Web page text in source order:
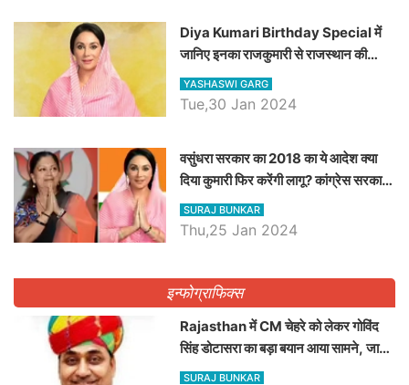
Diya Kumari Birthday Special में
जानिए इनका राजकुमारी से राजस्थान की
डिप्टी सीएम बनने तक का सफर, एक क्लिक में
जाने पूरा जीवन परिचय
YASHASWI GARG
Tue,30 Jan 2024
वसुंधरा सरकार का 2018 का ये आदेश क्या
दिया कुमारी फिर करेंगी लागू? कांग्रेस सरकार
ने किया था निरस्त
SURAJ BUNKAR
Thu,25 Jan 2024
इन्फोग्राफिक्स
Rajasthan में CM चेहरे को लेकर गोविंद
सिंह डोटासरा का बड़ा बयान आया सामने, जानें
विचार
SURAJ BUNKAR